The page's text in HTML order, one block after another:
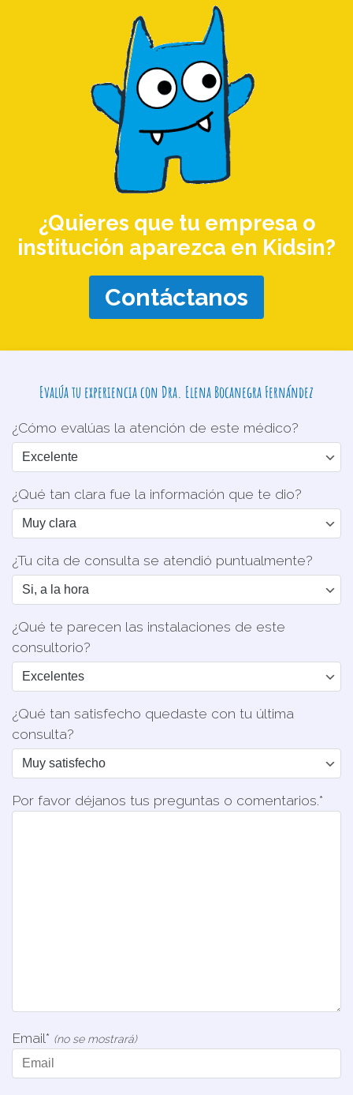
¿Quieres que tu empresa o
institución aparezca en Kidsin?
Contáctanos
Evalúa tu experiencia con Dra. Elena Bocanegra Fernández
¿Cómo evalúas la atención de este médico?
¿Qué tan clara fue la información que te dio?
¿Tu cita de consulta se atendió puntualmente?
¿Qué te parecen las instalaciones de este
consultorio?
¿Qué tan satisfecho quedaste con tu última
consulta?
Por favor déjanos tus preguntas o comentarios.*
Email* (no se mostrará)